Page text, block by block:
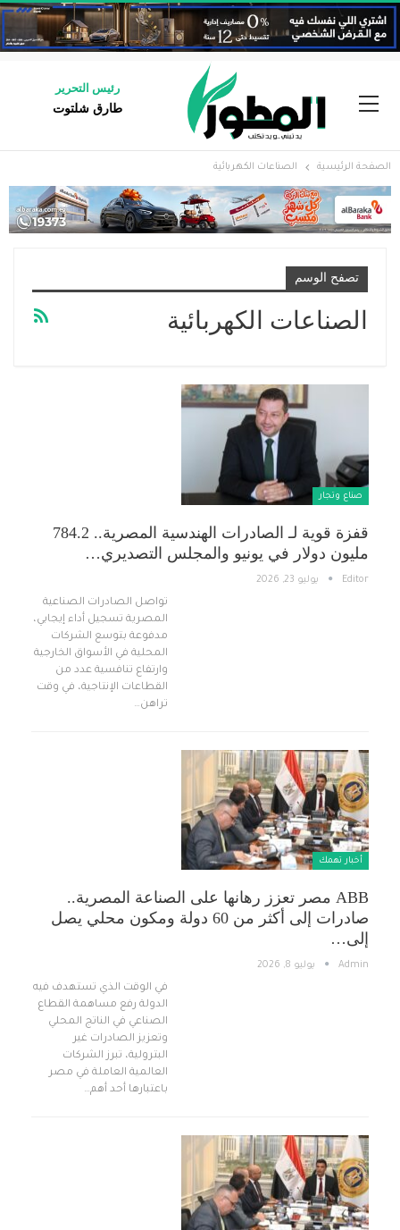
رئيس التحرير
طارق شلتوت
الصفحة الرئيسية الصناعات الكهربائية
تصفح الوسم
الصناعات الكهربائية
صناع وتجار
قفزة قوية لـ الصادرات الهندسية المصرية.. 784.2
مليون دولار في يونيو والمجلس التصديري…
Editor يوليو 23, 2026
تواصل الصادرات الصناعية
المصرية تسجيل أداء إيجابي،
مدفوعة بتوسع الشركات
المحلية في الأسواق الخارجية
وارتفاع تنافسية عدد من
القطاعات الإنتاجية، في وقت
تراهن…
أخبار تهمك
ABB مصر تعزز رهانها على الصناعة المصرية..
صادرات إلى أكثر من 60 دولة ومكون محلي يصل
إلى…
Admin يوليو 8, 2026
في الوقت الذي تستهدف فيه
الدولة رفع مساهمة القطاع
الصناعي في الناتج المحلي
وتعزيز الصادرات غير
البترولية، تبرز الشركات
العالمية العاملة في مصر
باعتبارها أحد أهم…